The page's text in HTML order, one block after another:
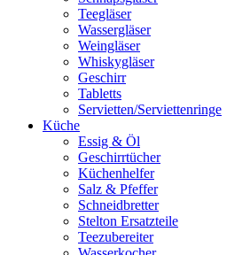
Teegläser
Wassergläser
Weingläser
Whiskygläser
Geschirr
Tabletts
Servietten/Serviettenringe
Küche
Essig & Öl
Geschirrtücher
Küchenhelfer
Salz & Pfeffer
Schneidbretter
Stelton Ersatzteile
Teezubereiter